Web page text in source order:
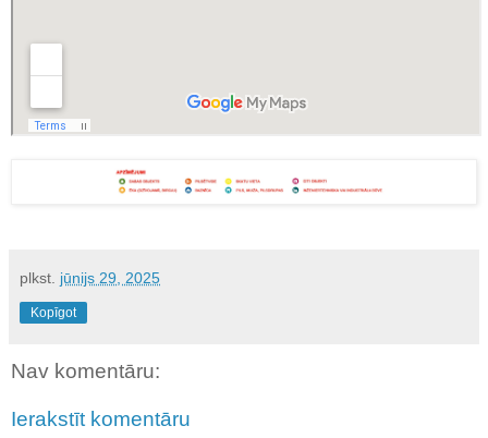
plkst. jūnijs 29, 2025
Kopīgot
Nav komentāru:
Ierakstīt komentāru